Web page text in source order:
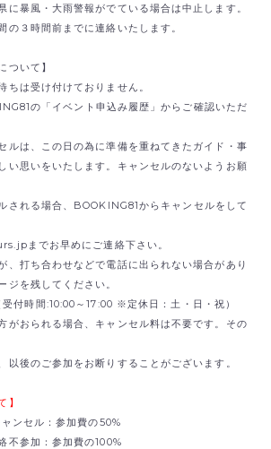
に暴風・大雨警報がでている場合は中止します。
の３時間前までに連絡いたします。
ついて】
ちは受け付けておりません。
の「イベント申込み履歴」からご確認いただ
ルは、この日の為に準備を重ねてきたガイド・事
い思いをいたします。キャンセルのないようお願
される場合、BOOKING81からキャンセルをして
までお早めにご連絡下さい。
、打ち合わせなどで電話に出られない場合があり
ジを残してください。
付時間:10:00～17:00 ※定休日：土・日・祝）
がおられる場合、キャンセル料は不要です。その
後のご参加をお断りすることがございます。
】
ンセル：参加費の50%
不参加：参加費の100%